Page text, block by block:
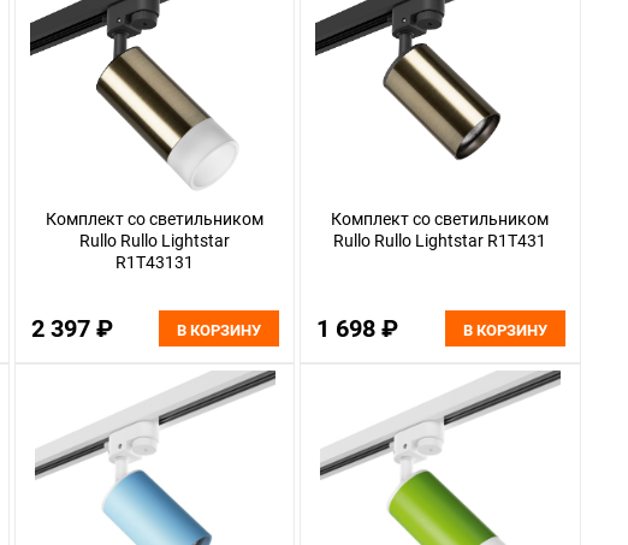
Комплект со светильником
Rullo Rullo Lightstar
R1T43131
2 397 ₽ В КОРЗИНУ
Комплект со светильником
Rullo Rullo Lightstar R1T431
1 698 ₽ В КОРЗИНУ